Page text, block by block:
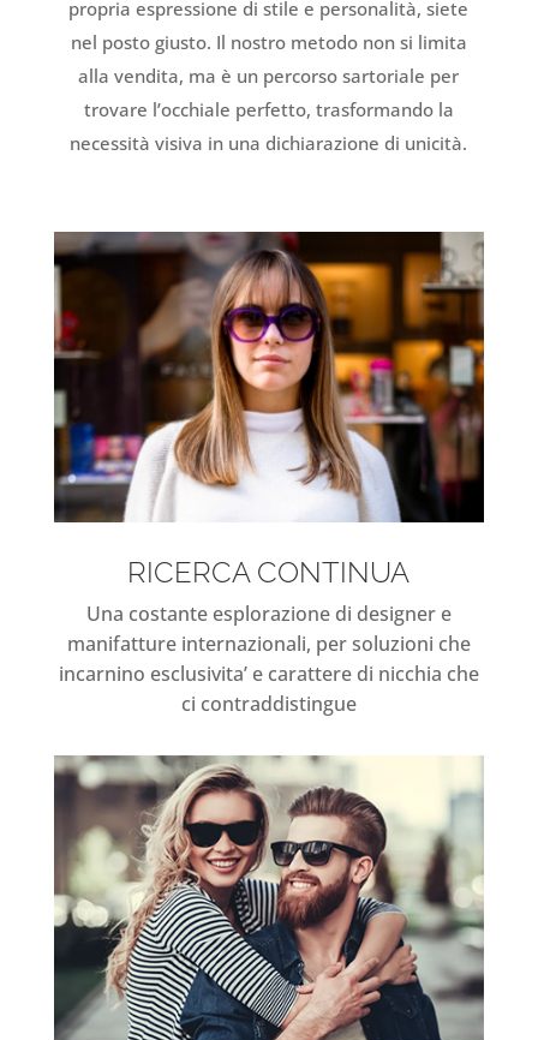
propria espressione di stile e personalità, siete
nel posto giusto. Il nostro metodo non si limita
alla vendita, ma è un percorso sartoriale per
trovare l’occhiale perfetto, trasformando la
necessità visiva in una dichiarazione di unicità.
RICERCA CONTINUA
Una costante esplorazione di designer e
manifatture internazionali, per soluzioni che
incarnino esclusivita’ e carattere di nicchia che
ci contraddistingue